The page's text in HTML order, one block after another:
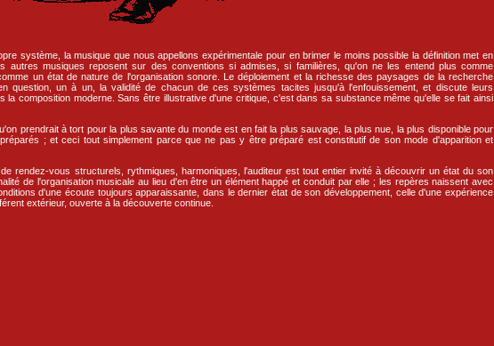
système, la musique que nous appellons expérimentale pour en brimer le moins possible la définition met en
autres musiques reposent sur des conventions si admises, si familières, qu'on ne les entend plus comme
un état de nature de l'organisation sonore. Le déploiement et la richesse des paysages de la recherche
question, un à un, la validité de chacun de ces systèmes tacites jusqu'à l'enfouissement, et discute leurs
la composition moderne. Sans être illustrative d'une critique, c'est dans sa substance même qu'elle se fait ainsi
prendrait à tort pour la plus savante du monde est en fait la plus sauvage, la plus nue, la plus disponible pour
; et ceci tout simplement parce que ne pas y être préparé est constitutif de son mode d'apparition et
rendez-vous structurels, rythmiques, harmoniques, l'auditeur est tout entier invité à découvrir un état du son
de l'organisation musicale au lieu d'en être un élément happé et conduit par elle ; les repères naissent avec
d'une écoute toujours apparaissante, dans le dernier état de son développement, celle d'une expérience
extérieur, ouverte à la découverte continue.